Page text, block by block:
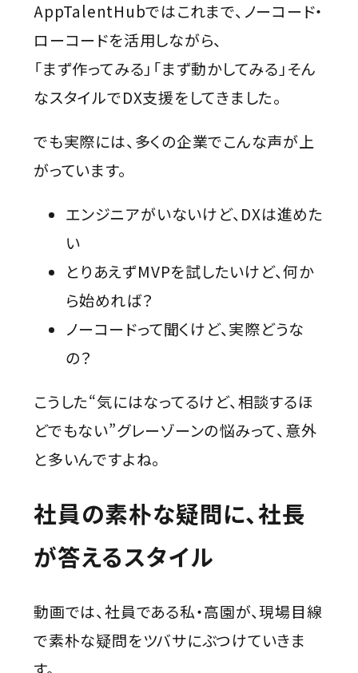
AppTalentHubではこれまで、ノーコード・
ローコードを活用しながら、
「まず作ってみる」「まず動かしてみる」そん
なスタイルでDX支援をしてきました。
でも実際には、多くの企業でこんな声が上
がっています。
エンジニアがいないけど、DXは進めた
い
とりあえずMVPを試したいけど、何か
ら始めれば？
ノーコードって聞くけど、実際どうな
の？
こうした“気にはなってるけど、相談するほ
どでもない”グレーゾーンの悩みって、意外
と多いんですよね。
社員の素朴な疑問に、社長
が答えるスタイル
動画では、社員である私・高園が、現場目線
で素朴な疑問をツバサにぶつけていきま
す。